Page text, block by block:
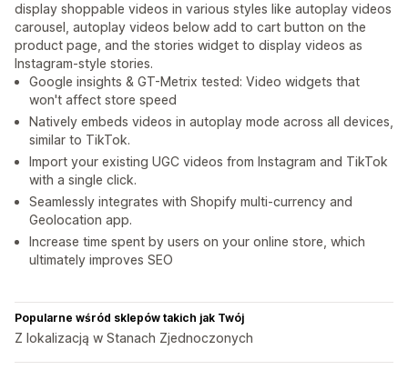
display shoppable videos in various styles like autoplay videos
carousel, autoplay videos below add to cart button on the
product page, and the stories widget to display videos as
Instagram-style stories.
Google insights & GT-Metrix tested: Video widgets that
won't affect store speed
Natively embeds videos in autoplay mode across all devices,
similar to TikTok.
Import your existing UGC videos from Instagram and TikTok
with a single click.
Seamlessly integrates with Shopify multi-currency and
Geolocation app.
Increase time spent by users on your online store, which
ultimately improves SEO
Popularne wśród sklepów takich jak Twój
Z lokalizacją w Stanach Zjednoczonych